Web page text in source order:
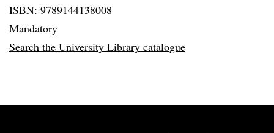
ISBN: 9789144138008
Mandatory
Search the University Library catalogue